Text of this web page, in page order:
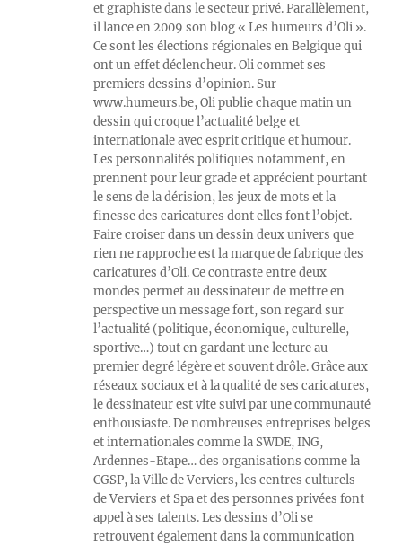
et graphiste dans le secteur privé. Parallèlement,
il lance en 2009 son blog « Les humeurs d’Oli ».
Ce sont les élections régionales en Belgique qui
ont un effet déclencheur. Oli commet ses
premiers dessins d’opinion. Sur
www.humeurs.be, Oli publie chaque matin un
dessin qui croque l’actualité belge et
internationale avec esprit critique et humour.
Les personnalités politiques notamment, en
prennent pour leur grade et apprécient pourtant
le sens de la dérision, les jeux de mots et la
finesse des caricatures dont elles font l’objet.
Faire croiser dans un dessin deux univers que
rien ne rapproche est la marque de fabrique des
caricatures d’Oli. Ce contraste entre deux
mondes permet au dessinateur de mettre en
perspective un message fort, son regard sur
l’actualité (politique, économique, culturelle,
sportive…) tout en gardant une lecture au
premier degré légère et souvent drôle. Grâce aux
réseaux sociaux et à la qualité de ses caricatures,
le dessinateur est vite suivi par une communauté
enthousiaste. De nombreuses entreprises belges
et internationales comme la SWDE, ING,
Ardennes-Etape… des organisations comme la
CGSP, la Ville de Verviers, les centres culturels
de Verviers et Spa et des personnes privées font
appel à ses talents. Les dessins d’Oli se
retrouvent également dans la communication